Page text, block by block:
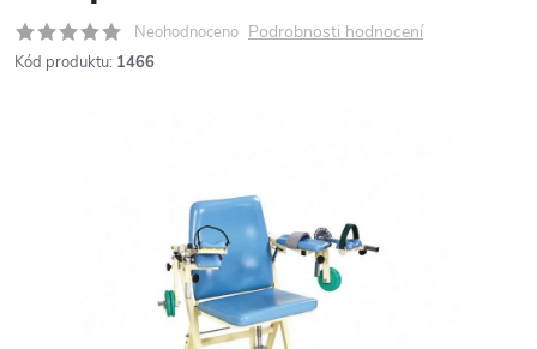
Neohodnoceno Podrobnosti hodnocení
Kód produktu: 1466